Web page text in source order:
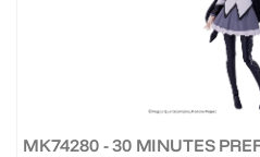
MK74280 - 30 MINUTES